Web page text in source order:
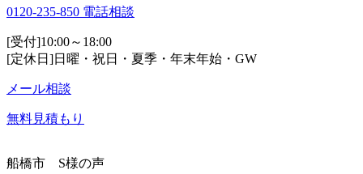
0120-235-850 電話相談
[受付]10:00～18:00
[定休日]日曜・祝日・夏季・年末年始・GW
メール相談
無料見積もり
船橋市 S様の声